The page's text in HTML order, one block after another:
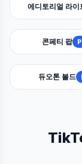
에디토리얼 라이
콘페티 팝
듀오톤 볼드